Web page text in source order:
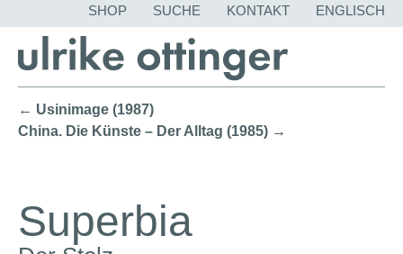
NAVIGATION
SHOP SUCHE KONTAKT ENGLISCH
← Usinimage (1987)
China. Die Künste – Der Alltag (1985) →
Superbia